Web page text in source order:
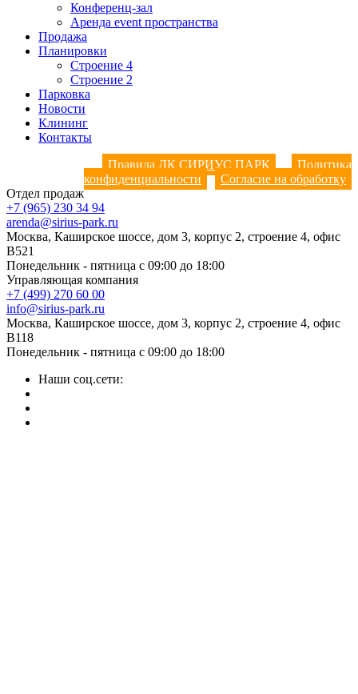
Конференц-зал
Аренда event пространства
Продажа
Планировки
Строение 4
Строение 2
Парковка
Новости
Клининг
Контакты
Правила ДК СИРИУС ПАРК
Политика
конфиденциальности
Согласие на обработку
Отдел продаж
+7 (965) 230 34 94
arenda@sirius-park.ru
Москва, Каширское шоссе, дом 3, корпус 2, строение 4, офис
B521
Понедельник - пятница с 09:00 до 18:00
Управляющая компания
+7 (499) 270 60 00
info@sirius-park.ru
Москва, Каширское шоссе, дом 3, корпус 2, строение 4, офис
B118
Понедельник - пятница с 09:00 до 18:00
Наши соц.сети: